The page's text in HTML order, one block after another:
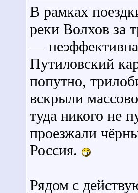
В рамках
реки Волхов за
—
Путиловский
попутно,
вскрыли
туда никого не
проезжали
Россия.
Рядом с